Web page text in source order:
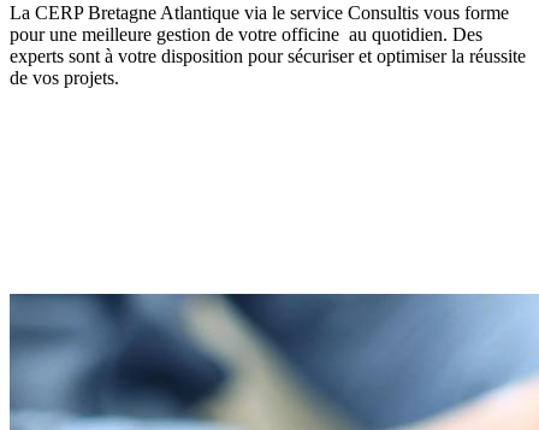
La CERP Bretagne Atlantique via le service Consultis vous forme
pour une meilleure gestion de votre officine au quotidien. Des
experts sont à votre disposition pour sécuriser et optimiser la réussite
de vos projets.